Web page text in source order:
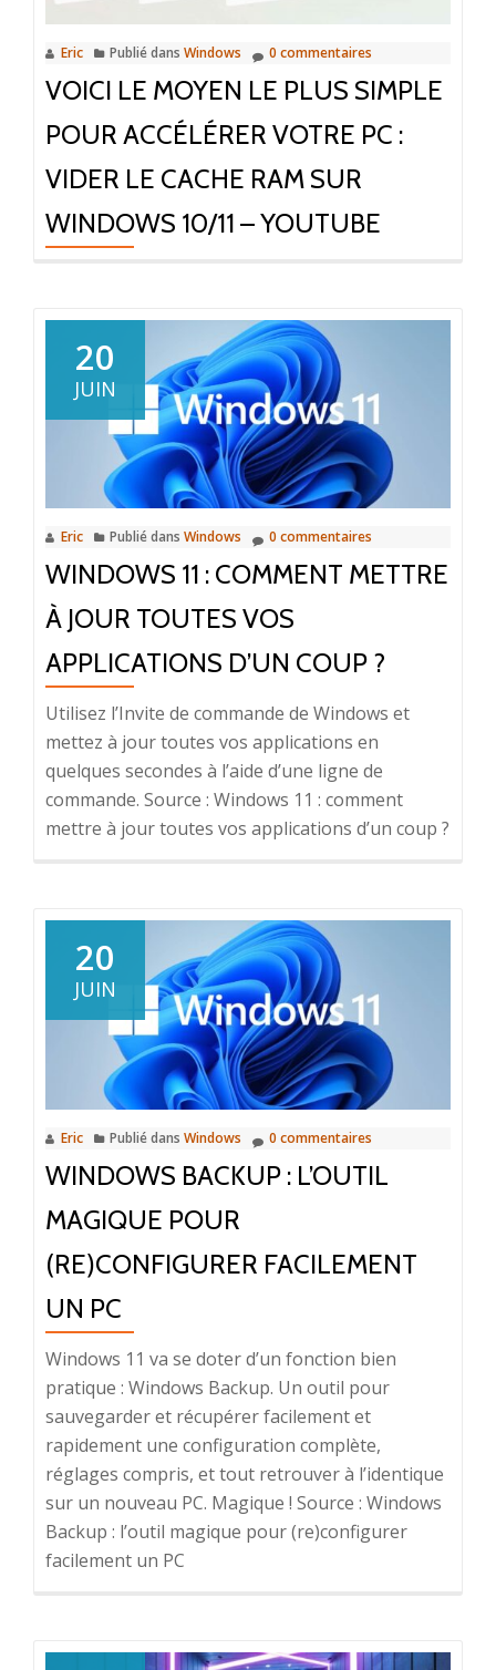
Eric Publié dans Windows 0 commentaires
VOICI LE MOYEN LE PLUS SIMPLE
POUR ACCÉLÉRER VOTRE PC :
VIDER LE CACHE RAM SUR
WINDOWS 10/11 – YOUTUBE
20
JUIN
Eric Publié dans Windows 0 commentaires
WINDOWS 11 : COMMENT METTRE
À JOUR TOUTES VOS
APPLICATIONS D’UN COUP ?
Utilisez l’Invite de commande de Windows et
mettez à jour toutes vos applications en
quelques secondes à l’aide d’une ligne de
commande. Source : Windows 11 : comment
mettre à jour toutes vos applications d’un coup ?
20
JUIN
Eric Publié dans Windows 0 commentaires
WINDOWS BACKUP : L’OUTIL
MAGIQUE POUR
(RE)CONFIGURER FACILEMENT
UN PC
Windows 11 va se doter d’un fonction bien
pratique : Windows Backup. Un outil pour
sauvegarder et récupérer facilement et
rapidement une configuration complète,
réglages compris, et tout retrouver à l’identique
sur un nouveau PC. Magique ! Source : Windows
Backup : l’outil magique pour (re)configurer
facilement un PC